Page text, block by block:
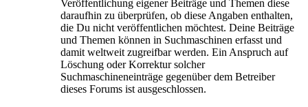
Veröffentlichung eigener Beiträge und Themen diese
daraufhin zu überprüfen, ob diese Angaben enthalten,
die Du nicht veröffentlichen möchtest. Deine Beiträge
und Themen können in Suchmaschinen erfasst und
damit weltweit zugreifbar werden. Ein Anspruch auf
Löschung oder Korrektur solcher
Suchmaschineneinträge gegenüber dem Betreiber
dieses Forums ist ausgeschlossen.